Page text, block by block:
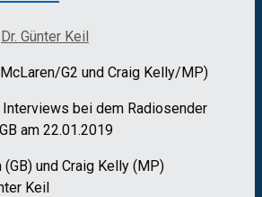
Dr. Günter Keil
G2 und Craig Kelly/MP)
bei dem Radiosender
am 22.01.2019
und Craig Kelly (MP)
Keil